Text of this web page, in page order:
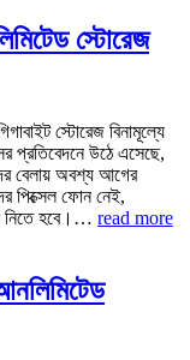
স্টোরেজ
স্টোরেজ বিনামূল্যে
প্রতিবেদনে উঠে এসেছে,
বেলায় অবশ্য আগের
পিক্সেল ফোন নেই,
নিতে হবে।… read more